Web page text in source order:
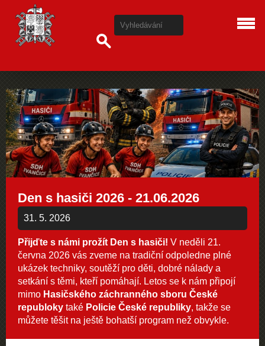
Den s hasiči 2026 - 21.06.2026
31. 5. 2026
Přijďte s námi prožít Den s hasiči! V neděli 21.
června 2026 vás zveme na tradiční odpoledne plné
ukázek techniky, soutěží pro děti, dobré nálady a
setkání s těmi, kteří pomáhají. Letos se k nám připojí
mimo Hasičského záchranného sboru České
republoky také Policie České republiky, takže se
můžete těšit na ještě bohatší program než obvykle.